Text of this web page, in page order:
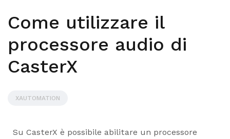
Come utilizzare il
processore audio di
CasterX
XAUTOMATION
Su CasterX è possibile abilitare un processore